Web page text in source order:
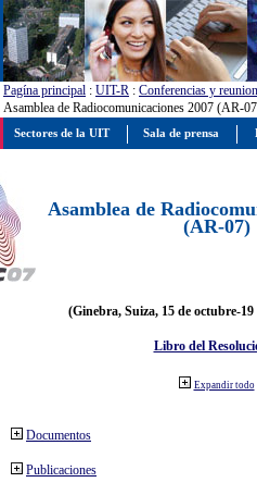
Pagína principal : UIT-R : Conferencias y
Asamblea de Radiocomunicaciones 2007 (AR-
Asamblea de
(AR-07)
(Ginebra, Suiza, 15 de octubre-19
Libro del
Expandir todo
Documentos
Publicaciones
Sectores de la UIT Sala de prensa